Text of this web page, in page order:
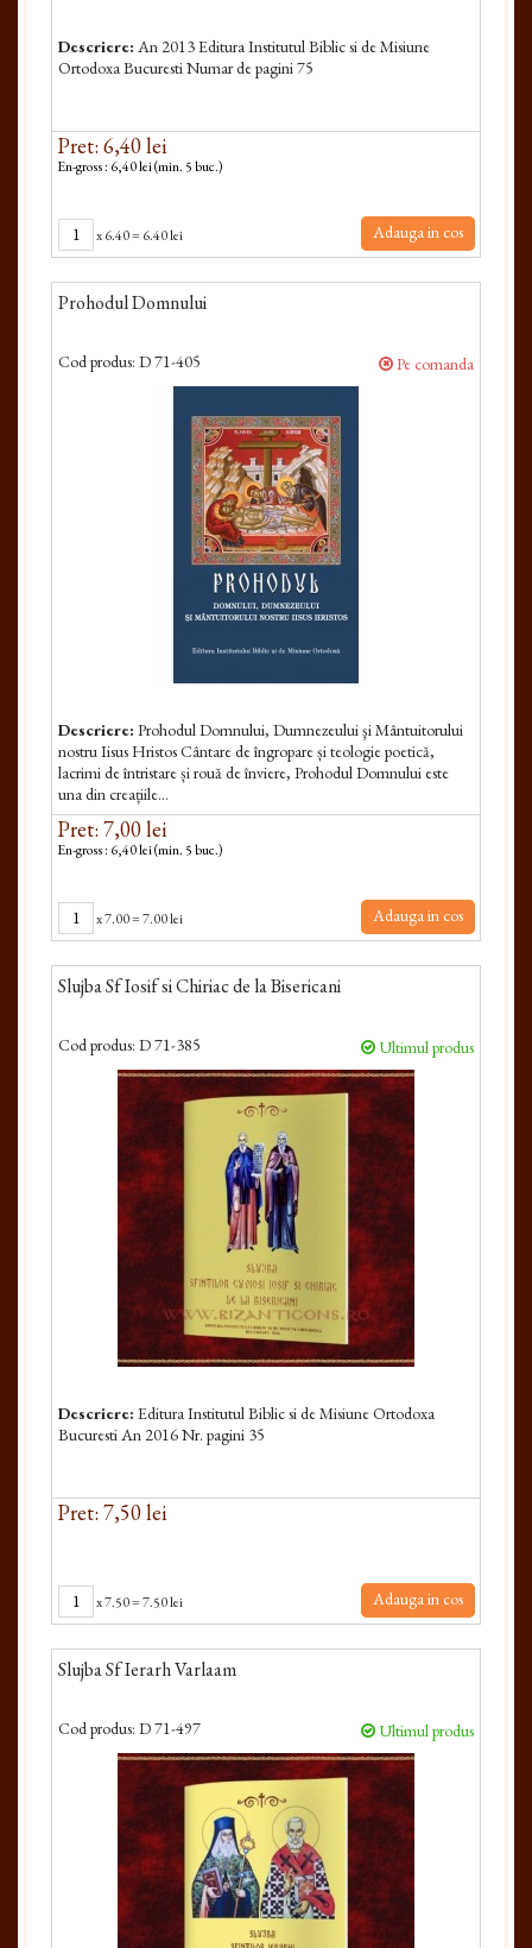
Descriere: An 2013 Editura Institutul Biblic si de Misiune
Ortodoxa Bucuresti Numar de pagini 75
Pret: 6,40 lei
En-gross : 6,40 lei (min. 5 buc.)
x6.40= 6.40 lei Adauga in cos
Prohodul Domnului
Cod produs: D 71-405 Pe comanda
Descriere: Prohodul Domnului, Dumnezeului şi Mântuitorului
nostru Iisus Hristos Cântare de îngropare și teologie poetică,
lacrimi de întristare și rouă de înviere, Prohodul Domnului este
una din creațiile...
Pret: 7,00 lei
En-gross : 6,40 lei (min. 5 buc.)
x7.00=7.00 lei Adauga in cos
Slujba Sf Iosif si Chiriac de la Bisericani
Cod produs: D 71-385 Ultimul produs
Descriere: Editura Institutul Biblic si de Misiune Ortodoxa
Bucuresti An 2016 Nr. pagini 35
Pret: 7,50 lei
x7.50=7.50 lei Adauga in cos
Slujba Sf Ierarh Varlaam
Cod produs: D 71-497 Ultimul produs